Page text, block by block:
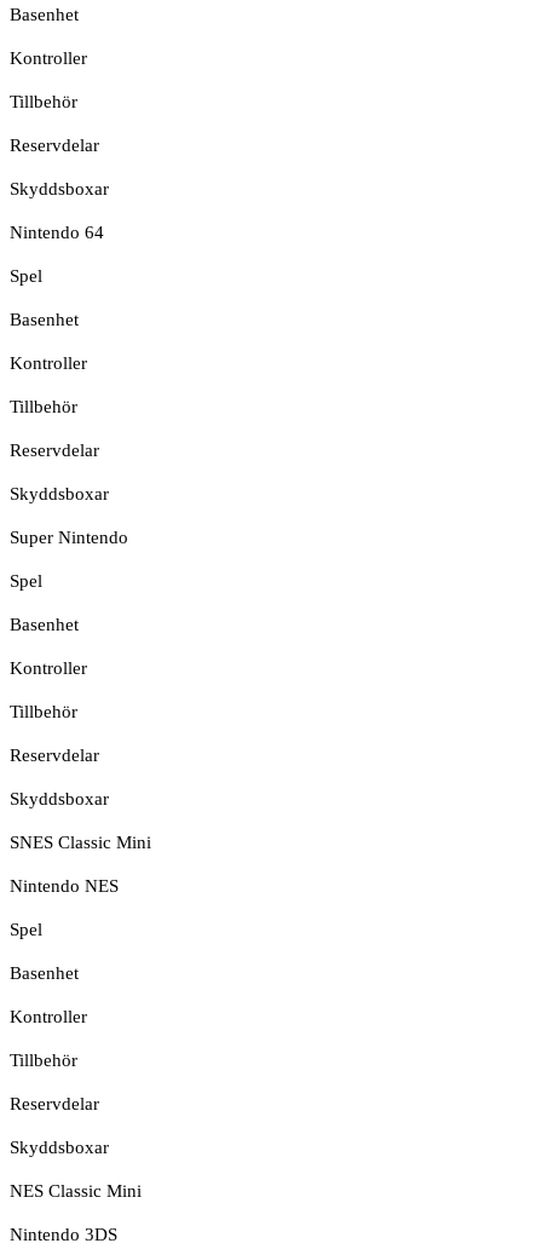
Basenhet
Kontroller
Tillbehör
Reservdelar
Skyddsboxar
Nintendo 64
Spel
Basenhet
Kontroller
Tillbehör
Reservdelar
Skyddsboxar
Super Nintendo
Spel
Basenhet
Kontroller
Tillbehör
Reservdelar
Skyddsboxar
SNES Classic Mini
Nintendo NES
Spel
Basenhet
Kontroller
Tillbehör
Reservdelar
Skyddsboxar
NES Classic Mini
Nintendo 3DS